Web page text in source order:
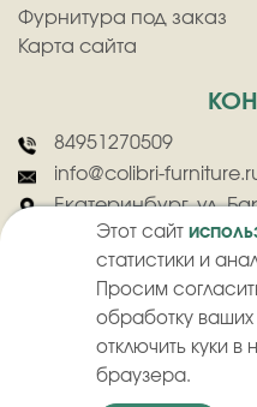
Этот сайт
статистики и
Просим
обработку
отключить куки в
браузера.
Фурнитура под заказ
Карта сайта
84951270509
info@colibri-
Екатеринбург, ул.
ООО "Колибри" -
Политика